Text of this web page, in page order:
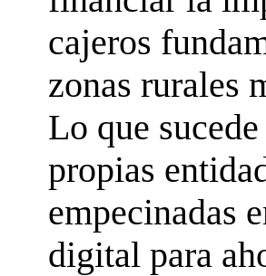
cajeros
zonas rurales
Lo que
propias
empecinadas
digital para